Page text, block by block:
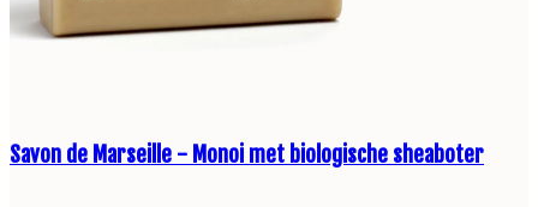
Savon de Marseille - Monoi met biologische sheaboter